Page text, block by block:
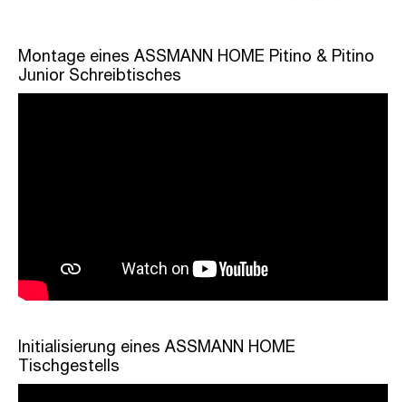
Montage eines ASSMANN HOME Pitino & Pitino
Junior Schreibtisches
Initialisierung eines ASSMANN HOME
Tischgestells